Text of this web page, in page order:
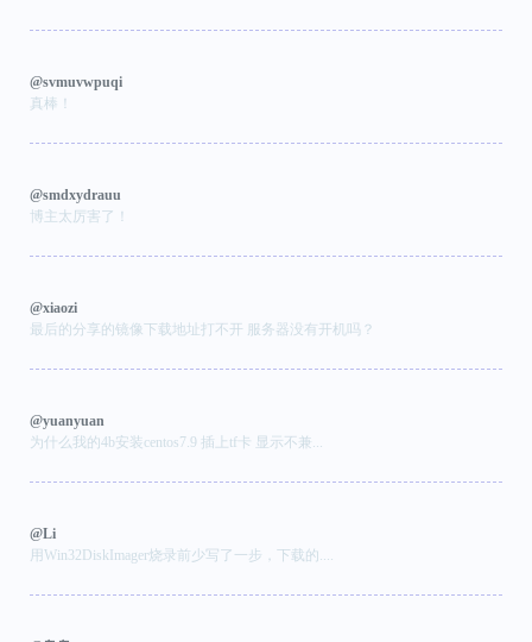
@svmuvwpuqi
真棒！
@smdxydrauu
博主太厉害了！
@xiaozi
最后的分享的镜像下载地址打不开 服务器没有开机吗？
@yuanyuan
为什么我的4b安装centos7.9 插上tf卡 显示不兼...
@Li
用Win32DiskImager烧录前少写了一步，下载的....